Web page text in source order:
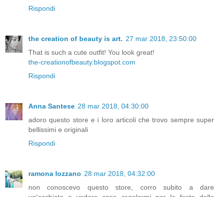
Rispondi
the creation of beauty is art. 27 mar 2018, 23:50:00
That is such a cute outfit! You look great!
the-creationofbeauty.blogspot.com
Rispondi
Anna Santese 28 mar 2018, 04:30:00
adoro questo store e i loro articoli che trovo sempre super
bellissimi e originali
Rispondi
ramona lozzano 28 mar 2018, 04:32:00
non conoscevo questo store, corro subito a dare